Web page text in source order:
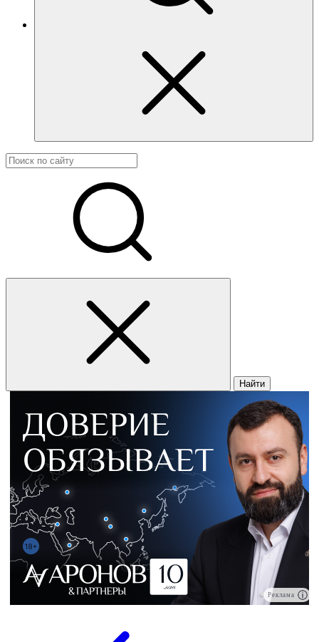
Найти
Реклама